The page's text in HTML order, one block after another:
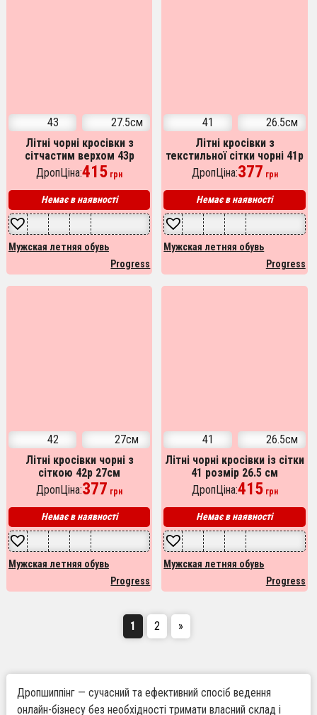
43
27.5см
Літні чорні кросівки з
сітчастим верхом 43р
27.5см
ДропЦіна:415 грн
Немає в наявності
Мужская летняя обувь
Progress
41
26.5см
Літні кросівки з
текстильної сітки чорні 41р
26.5см
ДропЦіна:377 грн
Немає в наявності
Мужская летняя обувь
Progress
42
27см
Літні кросівки чорні з
сіткою 42р 27см
ДропЦіна:377 грн
Немає в наявності
Мужская летняя обувь
Progress
41
26.5см
Літні чорні кросівки із сітки
41 розмір 26.5 см
ДропЦіна:415грн
Немає в наявності
Мужская летняя обувь
Progress
1 2 »
Дропшиппінг — сучасний та ефективний спосіб ведення
онлайн-бізнесу без необхідності тримати власний склад і